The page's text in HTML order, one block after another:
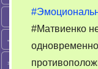
#Матвиенко